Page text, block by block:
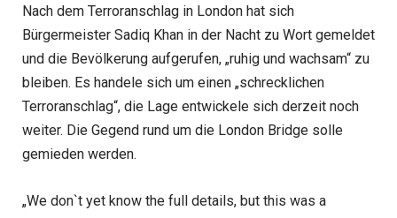
Nach dem Terroranschlag in London hat sich
Bürgermeister Sadiq Khan in der Nacht zu Wort gemeldet
und die Bevölkerung aufgerufen, „ruhig und wachsam“ zu
bleiben. Es handele sich um einen „schrecklichen
Terroranschlag“, die Lage entwickele sich derzeit noch
weiter. Die Gegend rund um die London Bridge solle
gemieden werden.
„We don`t yet know the full details, but this was a